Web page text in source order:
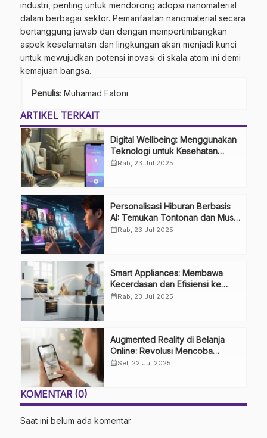
industri, penting untuk mendorong adopsi nanomaterial
dalam berbagai sektor. Pemanfaatan nanomaterial secara
bertanggung jawab dan dengan mempertimbangkan
aspek keselamatan dan lingkungan akan menjadi kunci
untuk mewujudkan potensi inovasi di skala atom ini demi
kemajuan bangsa.
Penulis: Muhamad Fatoni
ARTIKEL TERKAIT
Digital Wellbeing: Menggunakan
Teknologi untuk Kesehatan
Mental dan Keseimbangan Hidup
calendar_monthRab, 23 Jul 2025
Personalisasi Hiburan Berbasis
AI: Temukan Tontonan dan Musik
Favorit Anda Lebih Cepat
calendar_monthRab, 23 Jul 2025
Smart Appliances: Membawa
Kecerdasan dan Efisiensi ke
Dalam Rumah Anda
calendar_monthRab, 23 Jul 2025
Augmented Reality di Belanja
Online: Revolusi Mencoba
Produk dari Kenyamanan Rumah
calendar_monthSel, 22 Jul 2025
KOMENTAR (0)
Saat ini belum ada komentar